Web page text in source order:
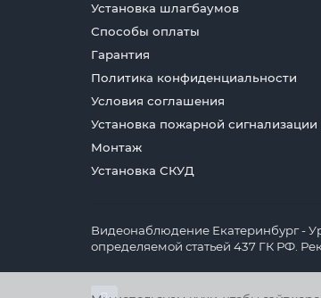
Установка шлагбаумов
Способы оплаты
Гарантия
Политика конфиденциальности
Условия соглашения
Установка пожарной сигнализации
Монтаж
Установка СКУД
Видеонаблюдение Екатеринбург -
определяемой статьей 437 ГК РФ.